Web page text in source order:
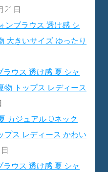
21日
ンブラウス 透け感 シ
大きいサイズ ゆったり
ウス 透け感 夏 シャ
物 トップス レディース
カジュアル Oネック
プス レディース かわい
ウス 透け感 夏 シャ